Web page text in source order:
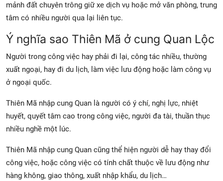
mảnh đất chuyên trông giữ xe dịch vụ hoặc mở văn phòng, trung
tâm có nhiều người qua lại liên tục.
Ý nghĩa sao Thiên Mã ở cung Quan Lộc
Người trong công việc hay phải đi lại, công tác nhiều, thường
xuất ngoại, hay đi du lịch, làm việc lưu động hoặc làm công vụ
ở ngoại quốc.
Thiên Mã nhập cung Quan là người có ý chí, nghị lực, nhiệt
huyết, quyết tâm cao trong công việc, người đa tài, thuần thục
nhiều nghề một lúc.
Thiên Mã nhập cung Quan cũng thể hiện người dễ hay thay đổi
công việc, hoặc công việc có tính chất thuộc về lưu động như
hàng không, giao thông, xuất nhập khẩu, du lịch…